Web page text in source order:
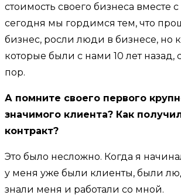
стоимость своего бизнеса вместе
сегодня мы гордимся тем, что
бизнес, росли люди в бизнесе, но
которые были с нами 10 лет назад,
пор.
А помните своего первого
значимого клиента? Как
контракт?
Это было несложно. Когда я
у меня уже были клиенты, были
знали меня и работали со мной.